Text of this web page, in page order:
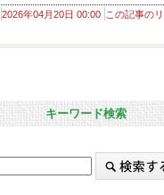
2026年04月20日 00:00 この記事の
キーワード検索